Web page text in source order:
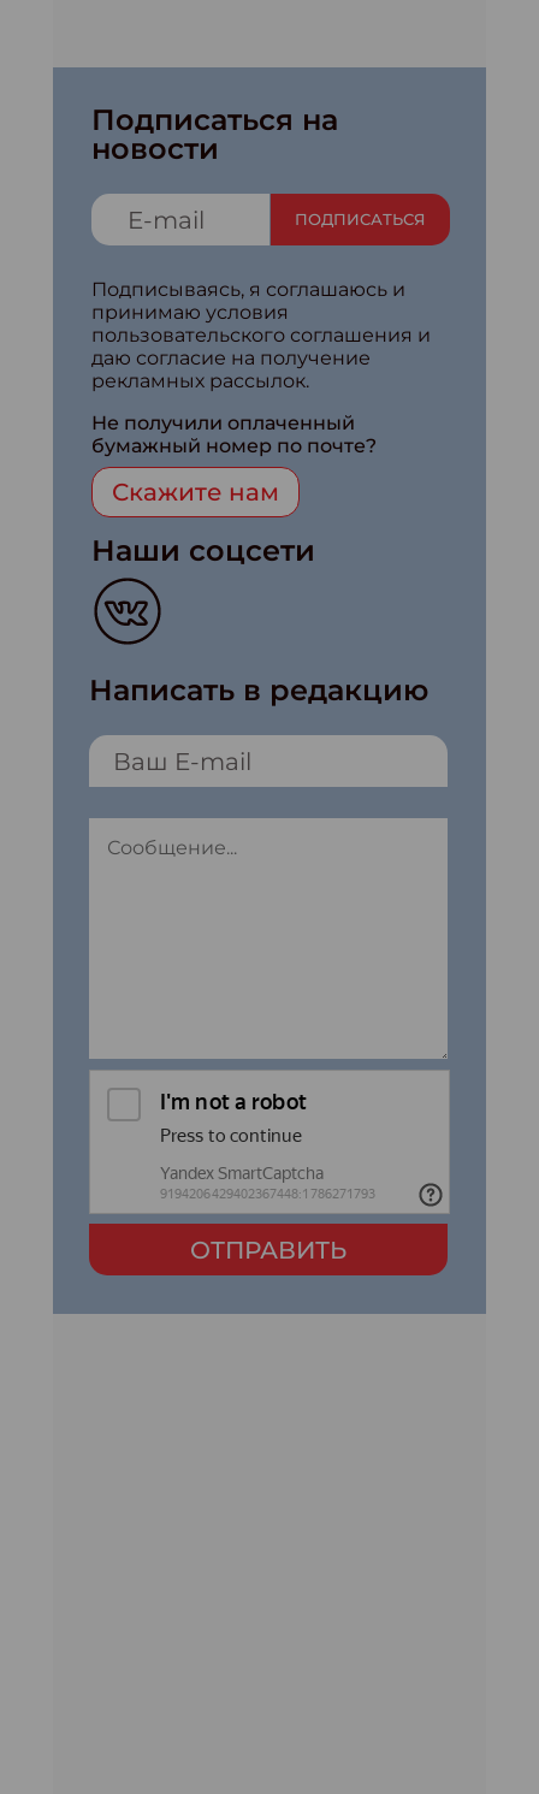
Подписаться на
новости
ПОДПИСАТЬСЯ
Подписываясь, я соглашаюсь и
принимаю условия
пользовательского соглашения и
даю согласие на получение
рекламных рассылок.
Не получили оплаченный
бумажный номер по почте?
Скажите нам
Наши соцсети
Написать в редакцию
ОТПРАВИТЬ